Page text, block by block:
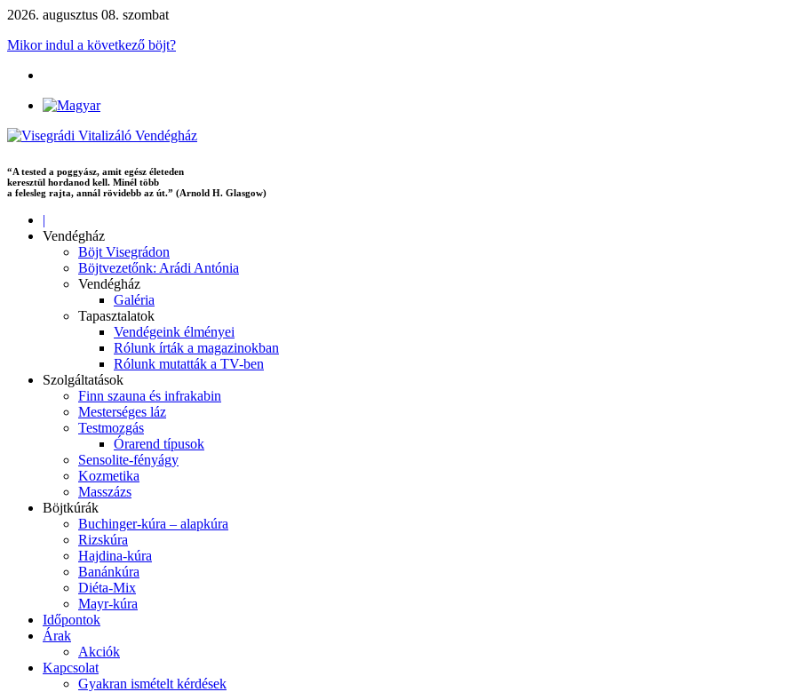
2026. augusztus 08. szombat
Mikor indul a következő böjt?
“A tested a poggyász, amit egész életeden
keresztül hordanod kell. Minél több
a felesleg rajta, annál rövidebb az út.” (Arnold H. Glasgow)
|
Vendégház
Böjt Visegrádon
Böjtvezetőnk: Arádi Antónia
Vendégház
Galéria
Tapasztalatok
Vendégeink élményei
Rólunk írták a magazinokban
Rólunk mutatták a TV-ben
Szolgáltatások
Finn szauna és infrakabin
Mesterséges láz
Testmozgás
Órarend típusok
Sensolite-fényágy
Kozmetika
Masszázs
Böjtkúrák
Buchinger-kúra – alapkúra
Rizskúra
Hajdina-kúra
Banánkúra
Diéta-Mix
Mayr-kúra
Időpontok
Árak
Akciók
Kapcsolat
Gyakran ismételt kérdések